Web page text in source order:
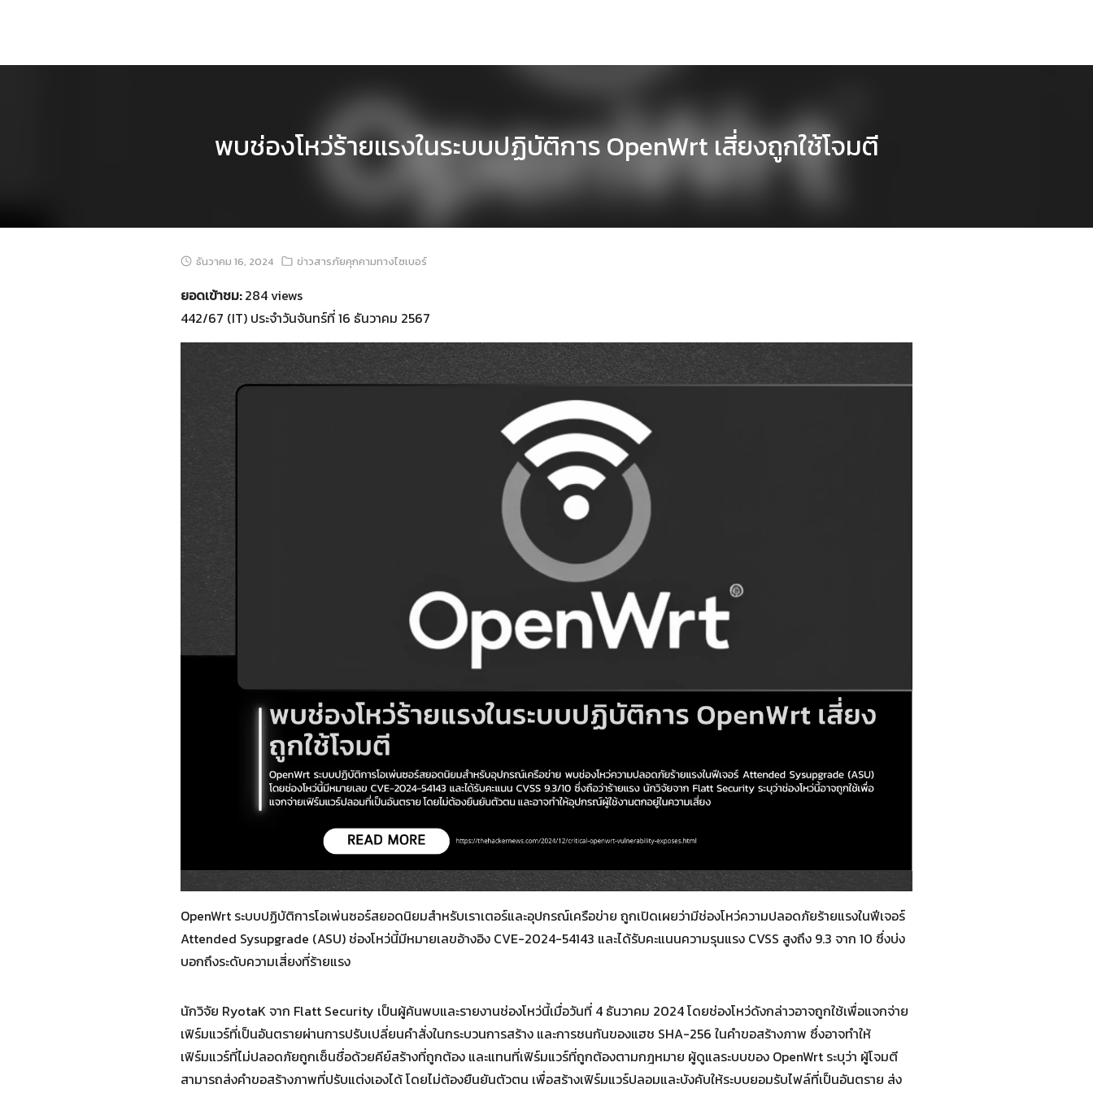
Search
Search
พบช่องโหว่ร้ายแรงในระบบปฏิบัติการ OpenWrt เสี่ยงถูกใช้โจมตี
ธันวาคม 16, 2024 ข่าวสารภัยคุกคามทางไซเบอร์
ยอดเข้าชม:284 views
442/67 (IT) ประจำวันจันทร์ที่ 16 ธันวาคม 2567
OpenWrt ระบบปฏิบัติการโอเพ่นซอร์สยอดนิยมสำหรับเราเตอร์และอุปกรณ์เครือข่าย ถูกเปิดเผยว่ามีช่องโหว่ความปลอดภัยร้ายแรงในฟีเจอร์
Attended Sysupgrade (ASU) ช่องโหว่นี้มีหมายเลขอ้างอิง CVE-2024-54143 และได้รับคะแนนความรุนแรง CVSS สูงถึง 9.3 จาก 10 ซึ่งบ่ง
บอกถึงระดับความเสี่ยงที่ร้ายแรง
นักวิจัย RyotaK จาก Flatt Security เป็นผู้ค้นพบและรายงานช่องโหว่นี้เมื่อวันที่ 4 ธันวาคม 2024 โดยช่องโหว่ดังกล่าวอาจถูกใช้เพื่อแจกจ่าย
เฟิร์มแวร์ที่เป็นอันตรายผ่านการปรับเปลี่ยนคำสั่งในกระบวนการสร้าง และการชนกันของแฮช SHA-256 ในคำขอสร้างภาพ ซึ่งอาจทำให้
เฟิร์มแวร์ที่ไม่ปลอดภัยถูกเซ็นชื่อด้วยคีย์สร้างที่ถูกต้อง และแทนที่เฟิร์มแวร์ที่ถูกต้องตามกฎหมาย ผู้ดูแลระบบของ OpenWrt ระบุว่า ผู้โจมตี
สามารถส่งคำขอสร้างภาพที่ปรับแต่งเองได้ โดยไม่ต้องยืนยันตัวตน เพื่อสร้างเฟิร์มแวร์ปลอมและบังคับให้ระบบยอมรับไฟล์ที่เป็นอันตราย ส่ง